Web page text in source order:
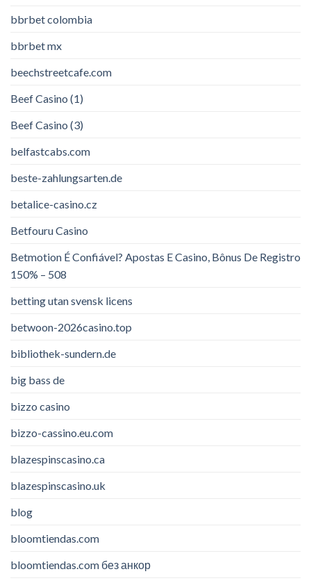
bbrbet colombia
bbrbet mx
beechstreetcafe.com
Beef Casino (1)
Beef Casino (3)
belfastcabs.com
beste-zahlungsarten.de
betalice-casino.cz
Betfouru Casino
Betmotion É Confiável? Apostas E Casino, Bônus De Registro
150% – 508
betting utan svensk licens
betwoon-2026casino.top
bibliothek-sundern.de
big bass de
bizzo casino
bizzo-cassino.eu.com
blazespinscasino.ca
blazespinscasino.uk
blog
bloomtiendas.com
bloomtiendas.com без анкор